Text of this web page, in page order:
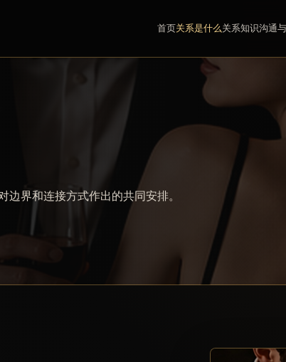
首页关系是什么关系知识沟通
界和连接方式作出的共同安排。